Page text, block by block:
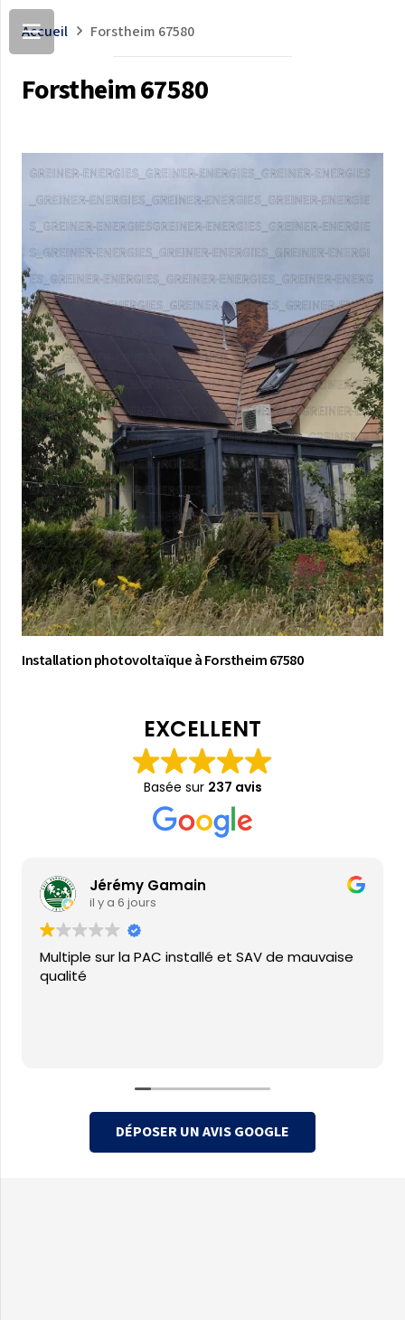
Accueil Forstheim 67580
Forstheim 67580
Installation photovoltaïque à Forstheim 67580
EXCELLENT
Basée sur 237 avis
Jérémy Gamain
il y a 6 jours
Multiple sur la PAC installé et SAV de mauvaise
qualité
DÉPOSER UN AVIS GOOGLE